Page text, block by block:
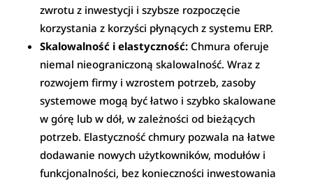
zwrotu z inwestycji i szybsze rozpoczęcie
korzystania z korzyści płynących z systemu ERP.
Skalowalność i elastyczność: Chmura oferuje
niemal nieograniczoną skalowalność. Wraz z
rozwojem firmy i wzrostem potrzeb, zasoby
systemowe mogą być łatwo i szybko skalowane
w górę lub w dół, w zależności od bieżących
potrzeb. Elastyczność chmury pozwala na łatwe
dodawanie nowych użytkowników, modułów i
funkcjonalności, bez konieczności inwestowania